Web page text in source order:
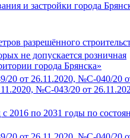
и застройки города
разрешённого
не допускается розничная
города Брянска»
20 от 26.11.2020, №С-040/20
№С-043/20 от
2016 по 2031 годы по